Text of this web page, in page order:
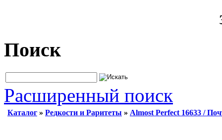
Поиск
Расширенный поиск
Каталог » Редкости и Раритеты » Almost Perfect 16633 /